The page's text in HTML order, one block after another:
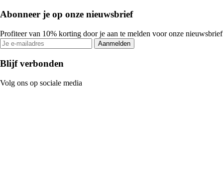
Abonneer je op onze nieuwsbrief
Profiteer van 10% korting door je aan te melden voor onze nieuwsbrief
Aanmelden
Blijf verbonden
Volg ons op sociale media